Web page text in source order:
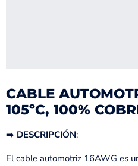
CABLE
105ºC, 100%
➡️ DESCRIPCIÓN:
El cable automotriz 16AWG es